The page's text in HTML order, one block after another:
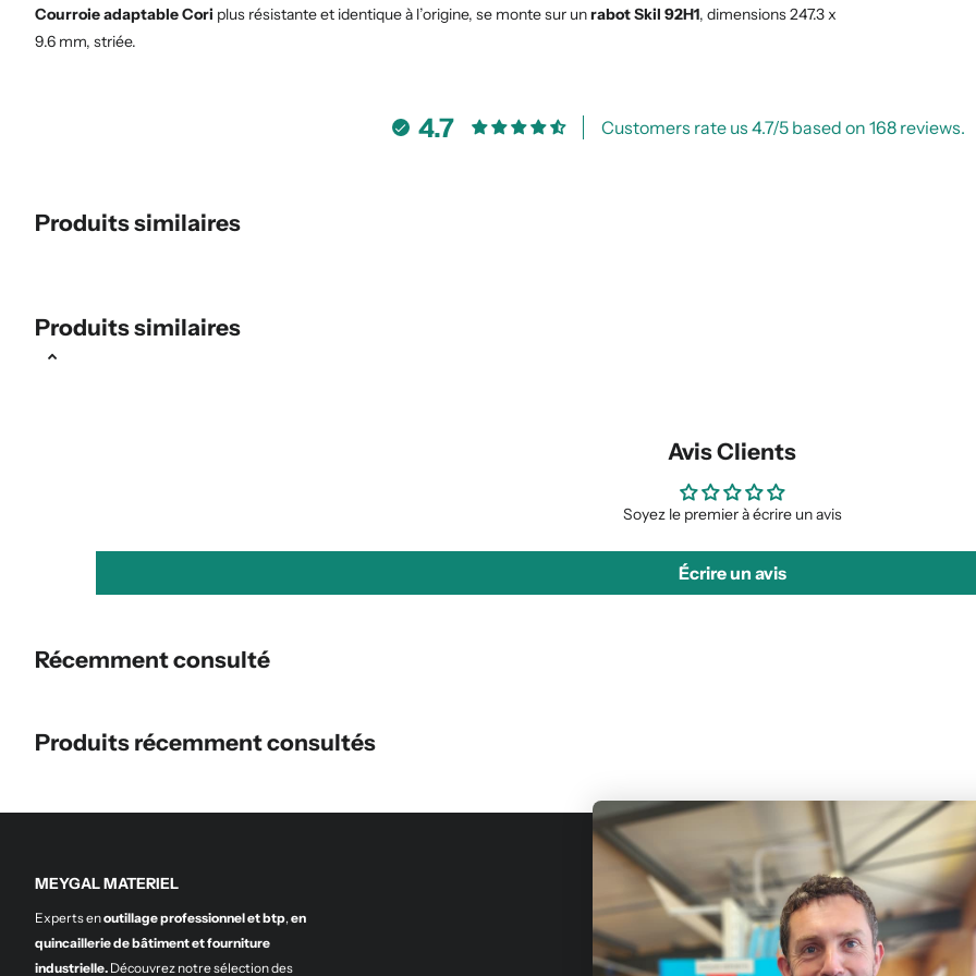
Courroie adaptable Cori plus résistante et identique à l’origine, se monte sur unrabot Skil 92H1, dimensions 247.3 x
9.6 mm, striée.
4.7 Customers rate us 4.7/5 based on 168 reviews.
Produits similaires
Produits similaires
Avis Clients
Soyez le premier à écrire un avis
Écrire un avis
Récemment consulté
Produits récemment consultés
MEYGAL MATERIEL
Experts enoutillage professionnel et btp,en
quincaillerie de bâtiment et fourniture
industrielle. Découvrez notre sélection des
Qui sommes-nous?
Nous contacter
de
Julien-
Avis